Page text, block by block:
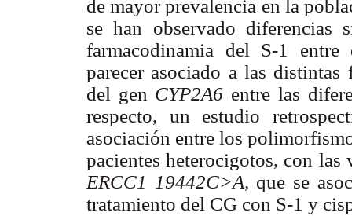
de mayor prevalencia en la
se han observado diferencias
farmacodinamia del S-1
parecer asociado a las
del gen CYP2A6 entre las
respecto, un estudio
asociación entre los
pacientes heterocigotos, con las
ERCC1 19442C>A, que se
tratamiento del CG con S-1 y